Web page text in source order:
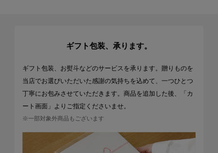
ギフト包装、承ります。
ギフト包装、お熨斗などのサービスを承ります。贈りものを
当店でお選びいただいた感謝の気持ちを込めて、一つひとつ
丁寧にお包みさせていただきます。商品を追加した後、「カ
ート画面」よりご指定くださいませ。
※一部対象外商品もございます